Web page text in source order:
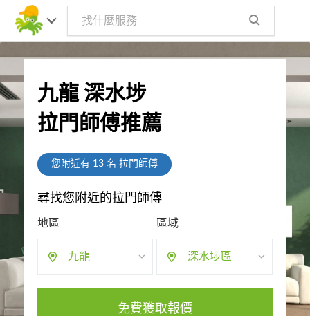
九龍 深水埗
拉門師傅推薦
您附近有 13名 拉門師傅
尋找您附近的拉門師傅
地區
九龍
區域
深水埗區
免費獲取報價